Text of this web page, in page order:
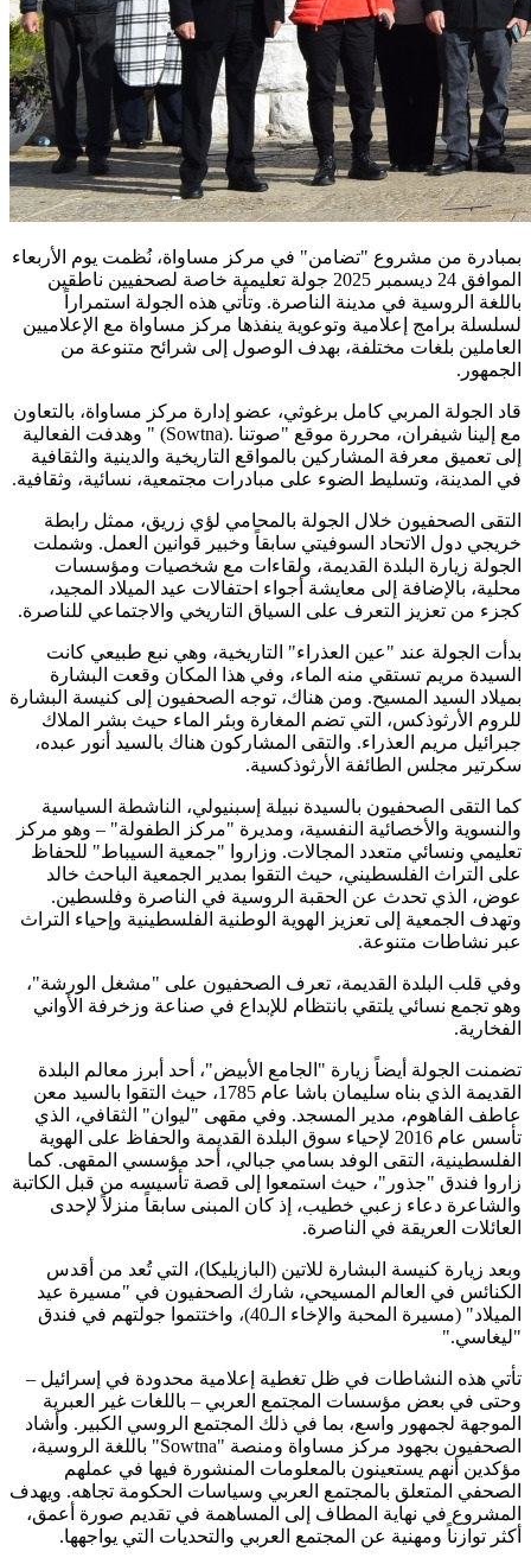
بمبادرة من مشروع "تضامن" في مركز مساواة، نُظمت يوم الأربعاء
الموافق 24 ديسمبر 2025 جولة تعليمية خاصة لصحفيين ناطقين
باللغة الروسية في مدينة الناصرة. وتأتي هذه الجولة استمراراً
لسلسلة برامج إعلامية وتوعوية ينفذها مركز مساواة مع الإعلاميين
العاملين بلغات مختلفة، بهدف الوصول إلى شرائح متنوعة من
الجمهور .
قاد الجولة المربي كامل برغوثي، عضو إدارة مركز مساواة، بالتعاون
مع إلينا شيفران، محررة موقع "صوتنا " (Sowtna). وهدفت الفعالية
إلى تعميق معرفة المشاركين بالمواقع التاريخية والدينية والثقافية
في المدينة، وتسليط الضوء على مبادرات مجتمعية، نسائية، وثقافية.
التقى الصحفيون خلال الجولة بالمحامي لؤي زريق، ممثل رابطة
خريجي دول الاتحاد السوفيتي سابقاً وخبير قوانين العمل. وشملت
الجولة زيارة البلدة القديمة، ولقاءات مع شخصيات ومؤسسات
محلية، بالإضافة إلى معايشة أجواء احتفالات عيد الميلاد المجيد،
كجزء من تعزيز التعرف على السياق التاريخي والاجتماعي للناصرة.
بدأت الجولة عند "عين العذراء" التاريخية، وهي نبع طبيعي كانت
السيدة مريم تستقي منه الماء، وفي هذا المكان وقعت البشارة
بميلاد السيد المسيح. ومن هناك، توجه الصحفيون إلى كنيسة البشارة
للروم الأرثوذكس، التي تضم المغارة وبئر الماء حيث بشر الملاك
جبرائيل مريم العذراء. والتقى المشاركون هناك بالسيد أنور عبده،
سكرتير مجلس الطائفة الأرثوذكسية.
كما التقى الصحفيون بالسيدة نبيلة إسبنيولي، الناشطة السياسية
والنسوية والأخصائية النفسية، ومديرة "مركز الطفولة" – وهو مركز
تعليمي ونسائي متعدد المجالات. وزاروا "جمعية السيباط" للحفاظ
على التراث الفلسطيني، حيث التقوا بمدير الجمعية الباحث خالد
عوض، الذي تحدث عن الحقبة الروسية في الناصرة وفلسطين.
وتهدف الجمعية إلى تعزيز الهوية الوطنية الفلسطينية وإحياء التراث
عبر نشاطات متنوعة.
وفي قلب البلدة القديمة، تعرف الصحفيون على "مشغل الورشة"،
وهو تجمع نسائي يلتقي بانتظام للإبداع في صناعة وزخرفة الأواني
الفخارية.
تضمنت الجولة أيضاً زيارة "الجامع الأبيض"، أحد أبرز معالم البلدة
القديمة الذي بناه سليمان باشا عام 1785، حيث التقوا بالسيد معن
عاطف الفاهوم، مدير المسجد. وفي مقهى "ليوان" الثقافي، الذي
تأسس عام 2016 لإحياء سوق البلدة القديمة والحفاظ على الهوية
الفلسطينية، التقى الوفد بسامي جبالي، أحد مؤسسي المقهى. كما
زاروا فندق "جذور"، حيث استمعوا إلى قصة تأسيسه من قبل الكاتبة
والشاعرة دعاء زعبي خطيب، إذ كان المبنى سابقاً منزلاً لإحدى
العائلات العريقة في الناصرة.
وبعد زيارة كنيسة البشارة للاتين (البازيليكا)، التي تُعد من أقدس
الكنائس في العالم المسيحي، شارك الصحفيون في "مسيرة عيد
الميلاد" (مسيرة المحبة والإخاء الـ40)، واختتموا جولتهم في فندق
"ليغاسي".
تأتي هذه النشاطات في ظل تغطية إعلامية محدودة في إسرائيل –
وحتى في بعض مؤسسات المجتمع العربي – باللغات غير العبرية
الموجهة لجمهور واسع، بما في ذلك المجتمع الروسي الكبير. وأشاد
الصحفيون بجهود مركز مساواة ومنصة "Sowtna" باللغة الروسية،
مؤكدين أنهم يستعينون بالمعلومات المنشورة فيها في عملهم
الصحفي المتعلق بالمجتمع العربي وسياسات الحكومة تجاهه. ويهدف
المشروع في نهاية المطاف إلى المساهمة في تقديم صورة أعمق،
أكثر توازناً ومهنية عن المجتمع العربي والتحديات التي يواجهها.